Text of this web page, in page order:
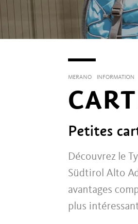
MERANO INFORMATION
Petites
Découvrez le
Südtirol Alto
avantages
plus